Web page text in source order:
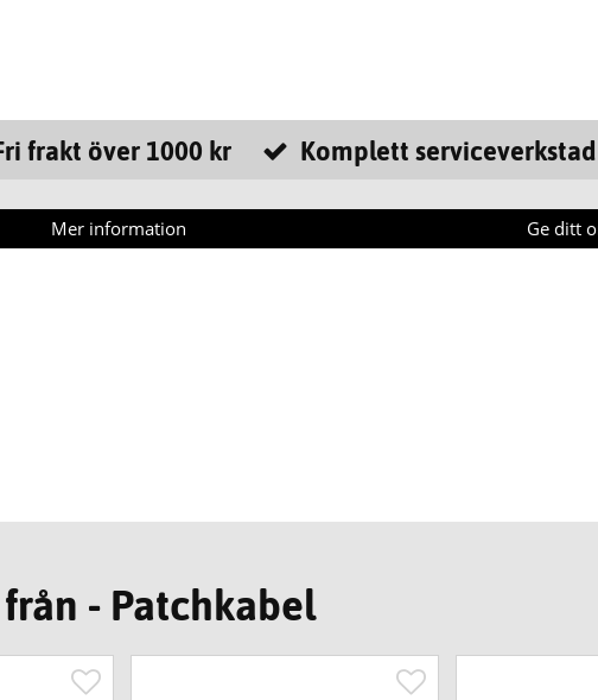
frakt över 1000 kr Komplett serviceverkstad
Mer information Ge ditt
- Patchkabel